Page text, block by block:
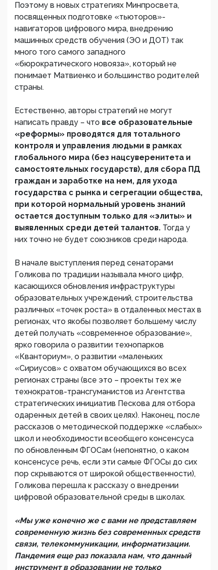
Поэтому в новых стратегиях Минпросвета,
посвященных подготовке «тьюторов»-
навигаторов цифрового мира, внедрению
машинных средств обучения (ЭО и ДОТ) так
много того самого западного
«бюрократического новояза», который не
понимает Матвиенко и большинство родителей
страны.
Естественно, авторы стратегий не могут
написать правду – что все образовательные
«реформы» проводятся для тотального
контроля и управления людьми в рамках
глобального мира (без нацсуверенитета и
самостоятельных государств), для сбора ПД
граждан и заработке на нем, для ухода
государства с рынка и сегрегации общества,
при которой нормальный уровень знаний
остается доступным только для «элиты» и
выявленных среди детей талантов. Тогда у
них точно не будет союзников среди народа.
В начале выступления перед сенаторами
Голикова по традиции называла много цифр,
касающихся обновления инфраструктуры
образовательных учреждений, строительства
различных «точек роста» в отдаленных местах в
регионах, что якобы позволяет большему числу
детей получать «современное образование»,
ярко говорила о развитии технопарков
«Кванториум», о развитии «маленьких
«Сириусов» с охватом обучающихся во всех
регионах страны (все это – проекты тех же
технократов-трансгуманистов из Агентства
стратегических инициатив Пескова для отбора
одаренных детей в своих целях). Наконец, после
рассказов о методической поддержке «слабых»
школ и необходимости всеобщего консенсуса
по обновленным ФГОСам (непонятно, о каком
консенсусе речь, если эти самые ФГОСы до сих
пор скрываются от широкой общественности),
Голикова перешла к рассказу о внедрении
цифровой образовательной среды в школах.
«Мы уже конечно же с вами не представляем
современную жизнь без современных средств
связи, телекоммуникации, информатизации.
Пандемия еще раз показала нам, что данный
инструмент в образовании не только